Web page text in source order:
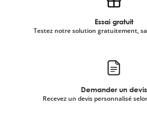
Essai gratuit
Testez notre solution gratuitement,
Demander un devis
Recevez un devis personnalisé